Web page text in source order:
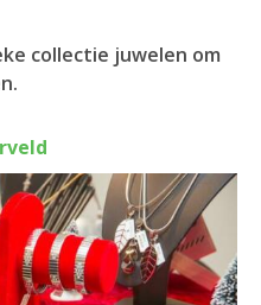
collectie juwelen om